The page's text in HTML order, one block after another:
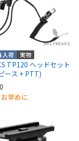
入荷 実物
TP120 ヘッドセット
ース + PTT)
早めに